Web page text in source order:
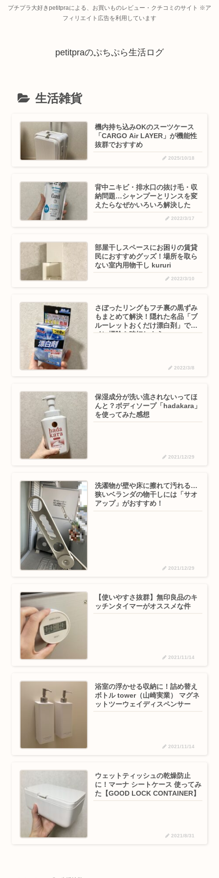
プチプラ大好きpetitpraによる、お買いものレビュー・クチコミのサイト ※ア
フィリエイト広告を利用しています
petitpraのぷちぷら生活ログ
生活雑貨
機内持ち込みOKのスーツケース
「CARGO Air LAYER」が機能性
抜群でおすすめ
2025/10/18
背中ニキビ・排水口の抜け毛・収
納問題…シャンプーとリンスを変
えたらなぜかいろいろ解決した
2022/3/17
部屋干しスペースにお困りの賃貸
民におすすめグッズ！場所を取ら
ない室内用物干し kururi
2022/3/10
さぼったリングもフチ裏の黒ずみ
もまとめて解決！隠れた名品「ブ
ルーレットおくだけ漂白剤」でト
イレ掃除を時短しよう
2022/3/8
保湿成分が洗い流されないってほ
んと？ボディソープ「hadakara」
を使ってみた感想
2021/12/29
洗濯物が壁や床に擦れて汚れる…
狭いベランダの物干しには「サオ
アップ」がおすすめ！
2021/12/29
【使いやすさ抜群】無印良品のキ
ッチンタイマーがオススメな件
2021/11/14
浴室の浮かせる収納に！詰め替え
ボトル tower（山崎実業） マグネ
ットツーウェイディスペンサー
2021/11/14
ウェットティッシュの乾燥防止
に！マーナ シートケース 使ってみ
た【GOOD LOCK CONTAINER】
2021/8/31